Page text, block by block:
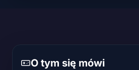
O tym się mówi